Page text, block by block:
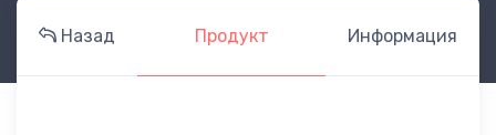
Назад Продукт Информация